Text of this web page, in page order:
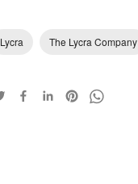
Lycra The Lycra Company